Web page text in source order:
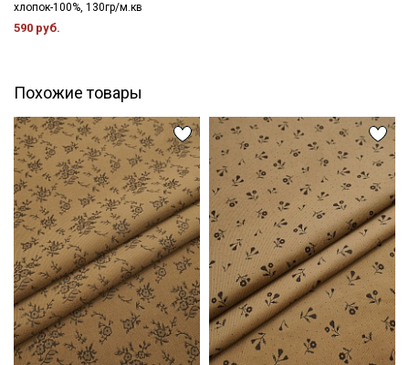
хлопок-100%, 130гр/м.кв
590 руб.
Похожие товары
категории тканей
Подписаться
Ознакомлен(а) сПолитикой обработки персональных
данныхи даюСогласие на обработку персональных
данных
ДаюСогласие на получение рекламных и
информационных рассылок